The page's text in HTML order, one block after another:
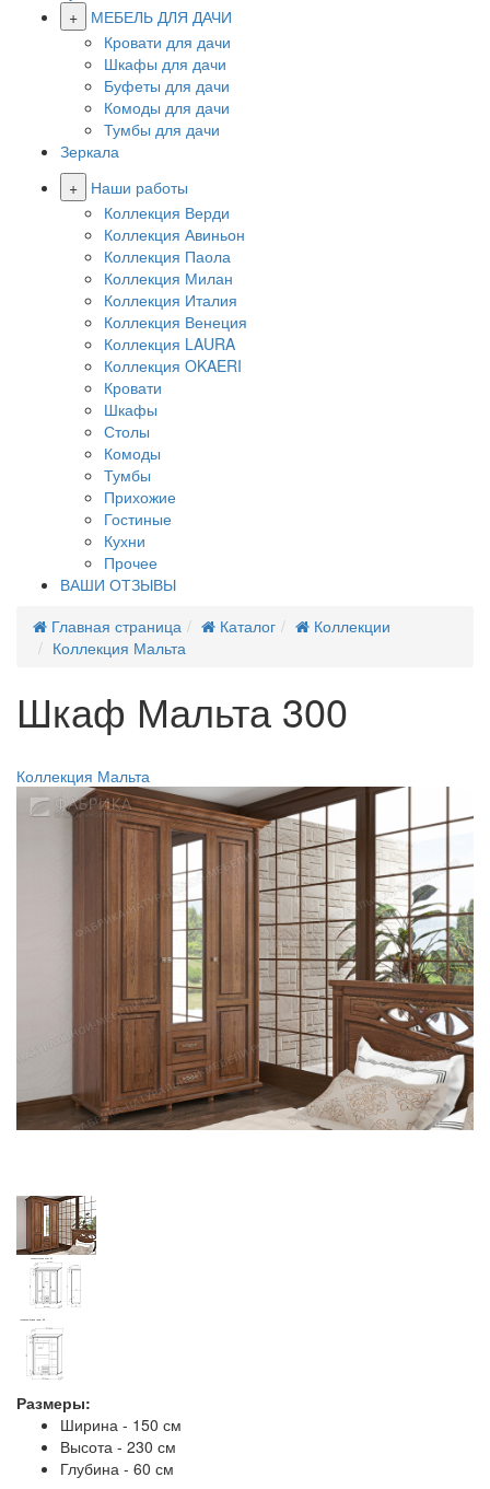
+
МЕБЕЛЬ ДЛЯ ДАЧИ
Кровати для дачи
Шкафы для дачи
Буфеты для дачи
Комоды для дачи
Тумбы для дачи
Зеркала
+
Наши работы
Коллекция Верди
Коллекция Авиньон
Коллекция Паола
Коллекция Милан
Коллекция Италия
Коллекция Венеция
Коллекция LAURA
Коллекция OKAERI
Кровати
Шкафы
Столы
Комоды
Тумбы
Прихожие
Гостиные
Кухни
Прочее
ВАШИ ОТЗЫВЫ
Главная страница
Каталог
Коллекции
Коллекция Мальта
Шкаф Мальта 300
Коллекция Мальта
Размеры:
Ширина - 150 см
Высота - 230 см
Глубина - 60 см